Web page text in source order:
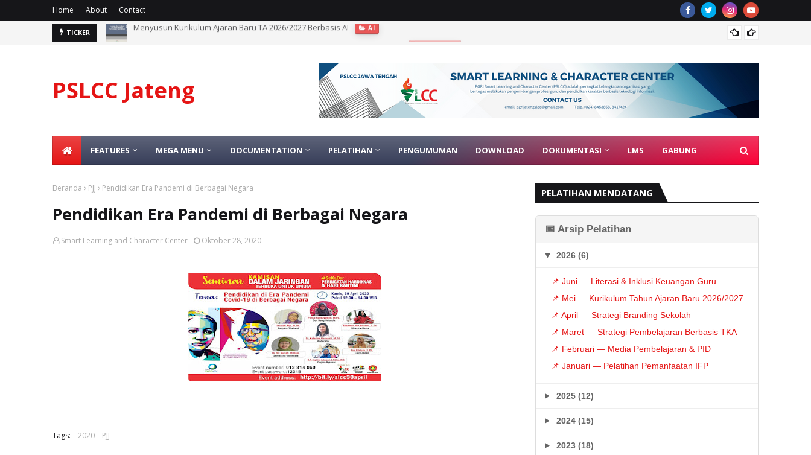
Home About Contact
TICKER Konferensi Kerja II PGRI Diikuti 1.521 Peserta, Fokus Evaluasi dan Program
PSLCC Jateng
FEATURES MEGA MENU DOCUMENTATION PELATIHAN PENGUMUMAN DOWNLOAD DOKUMENTASI LMS GABUNG
Beranda PJJ Pendidikan Era Pandemi di Berbagai Negara
Pendidikan Era Pandemi di Berbagai Negara
Smart Learning and Character Center Oktober 28, 2020
Tags: 2020 PJJ
PELATIHAN MENDATANG
📅 Arsip Pelatihan
2026 (6)
📌 Juni — Literasi & Inklusi Keuangan Guru
📌 Mei — Kurikulum Tahun Ajaran Baru 2026/2027
📌 April — Strategi Branding Sekolah
📌 Maret — Strategi Pembelajaran Berbasis TKA
📌 Februari — Media Pembelajaran & PID
📌 Januari — Pelatihan Pemanfaatan IFP
2025 (12)
2024 (15)
2023 (18)